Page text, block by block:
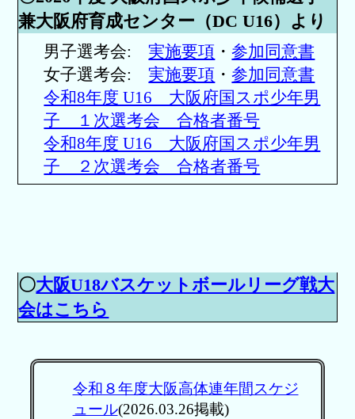
兼大阪府育成センター（DC U16）より
男子選考会:実施要項 ・参加同意書
女子選考会:実施要項 ・参加同意書
令和8年度 U16 大阪府国スポ少年男
子 １次選考会 合格者番号
令和8年度 U16 大阪府国スポ少年男
子 ２次選考会 合格者番号
〇大阪U18バスケットボールリーグ戦大
会はこちら
令和８年度大阪高体連年間スケジ
ュール(2026.03.26掲載)